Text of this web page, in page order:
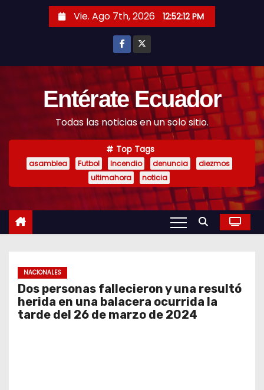
Vie. Ago 7th, 2026 12:52:13 PM
Entérate Ecuador
Todas las noticias en un solo sitio.
Top Tags
asamblea Futbol Incendio denuncia
diezmos
ultimahora
noticia
NACIONALES
Dos personas fallecieron y una resultó
herida en una balacera ocurrida la
tarde del 26 de marzo de 2024